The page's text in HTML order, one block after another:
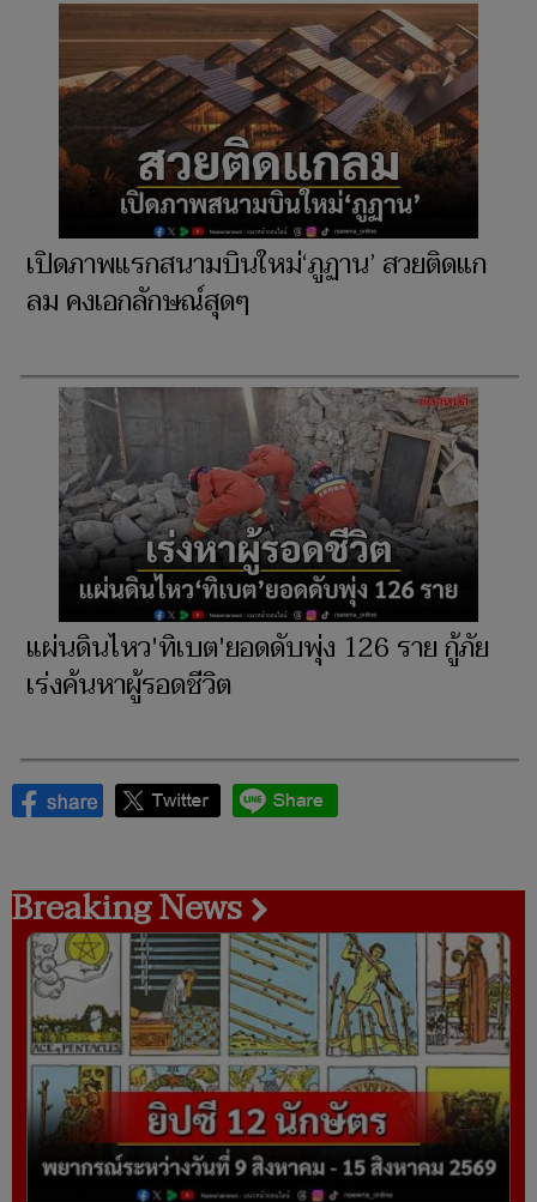
เปิดภาพแรกสนามบินใหม่‘ภูฏาน’ สวยติดแก
ลม คงเอกลักษณ์สุดๆ
แผ่นดินไหว'ทิเบต'ยอดดับพุ่ง 126 ราย กู้ภัย
เร่งค้นหาผู้รอดชีวิต
Breaking News